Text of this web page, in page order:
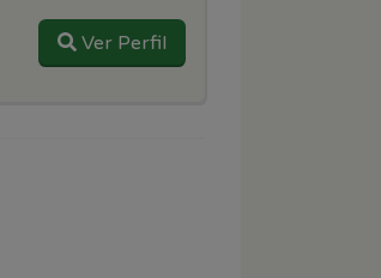
Ver Perfil